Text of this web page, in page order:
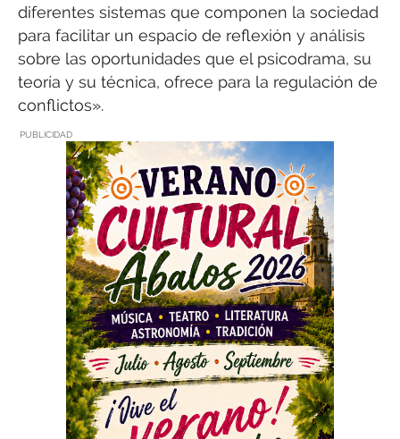
diferentes sistemas que componen la sociedad
para facilitar un espacio de reflexión y análisis
sobre las oportunidades que el psicodrama, su
teoría y su técnica, ofrece para la regulación de
conflictos».
PUBLICIDAD